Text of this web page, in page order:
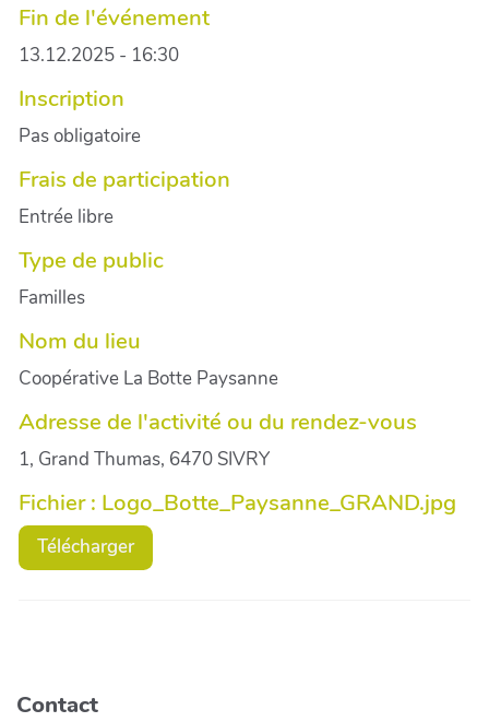
Fin de l'événement
13.12.2025 - 16:30
Inscription
Pas obligatoire
Frais de participation
Entrée libre
Type de public
Familles
Nom du lieu
Coopérative La Botte Paysanne
Adresse de l'activité ou du rendez-vous
1, Grand Thumas, 6470 SIVRY
Fichier : Logo_Botte_Paysanne_GRAND.jpg
Télécharger
Contact